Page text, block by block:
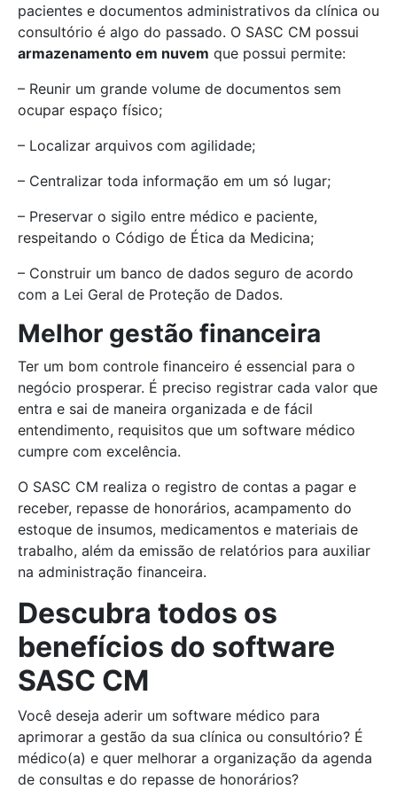
pacientes e documentos administrativos da clínica ou
consultório é algo do passado. O SASC CM possui
armazenamento em nuvem que possui permite:
– Reunir um grande volume de documentos sem
ocupar espaço físico;
– Localizar arquivos com agilidade;
– Centralizar toda informação em um só lugar;
– Preservar o sigilo entre médico e paciente,
respeitando o Código de Ética da Medicina;
– Construir um banco de dados seguro de acordo
com a Lei Geral de Proteção de Dados.
Melhor gestão financeira
Ter um bom controle financeiro é essencial para o
negócio prosperar. É preciso registrar cada valor que
entra e sai de maneira organizada e de fácil
entendimento, requisitos que um software médico
cumpre com excelência.
O SASC CM realiza o registro de contas a pagar e
receber, repasse de honorários, acampamento do
estoque de insumos, medicamentos e materiais de
trabalho, além da emissão de relatórios para auxiliar
na administração financeira.
Descubra todos os
benefícios do software
SASC CM
Você deseja aderir um software médico para
aprimorar a gestão da sua clínica ou consultório? É
médico(a) e quer melhorar a organização da agenda
de consultas e do repasse de honorários?